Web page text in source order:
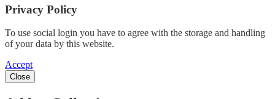
Privacy Policy
To use social login you have to agree with the storage and handling
of your data by this website.
Accept
Close